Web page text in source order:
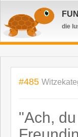
die
#485
"Ach,